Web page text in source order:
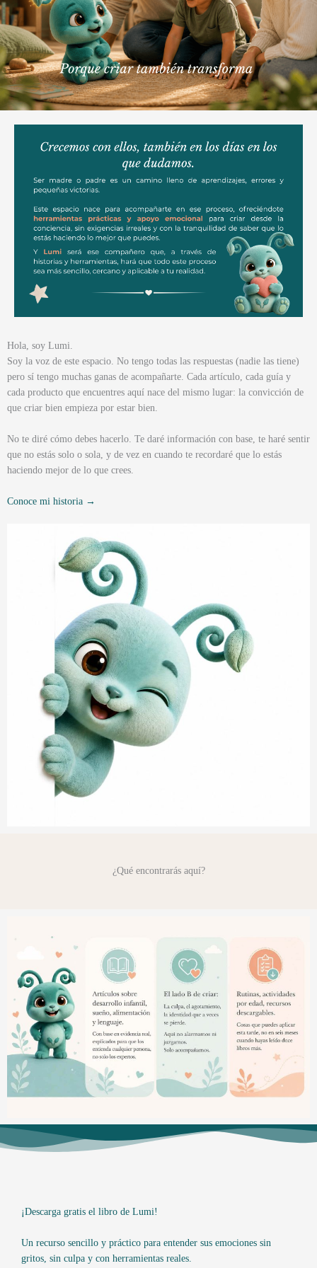
Hola, soy Lumi.
Soy la voz de este espacio. No tengo todas las respuestas (nadie las tiene)
pero sí tengo muchas ganas de acompañarte. Cada artículo, cada guía y
cada producto que encuentres aquí nace del mismo lugar: la convicción de
que criar bien empieza por estar bien.
No te diré cómo debes hacerlo. Te daré información con base, te haré sentir
que no estás solo o sola, y de vez en cuando te recordaré que lo estás
haciendo mejor de lo que crees.
Conoce mi historia →
¿Qué encontrarás aquí?
¡Descarga gratis el libro de Lumi!
Un recurso sencillo y práctico para entender sus emociones sin
gritos, sin culpa y con herramientas reales.